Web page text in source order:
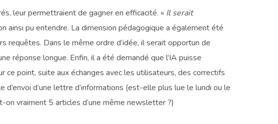
leur permettraient de gagner en efficacité. « Il serait
ainsi pu entendre. La dimension pédagogique a également été
Dans le même ordre d’idée, il serait opportun de
réponse longue. Enfin, il a été demandé que l’IA puisse
point, suite aux échanges avec les utilisateurs, des correctifs
d’une lettre d’informations (est-elle plus lue le lundi ou le
on vraiment 5 articles d’une même newsletter ?)